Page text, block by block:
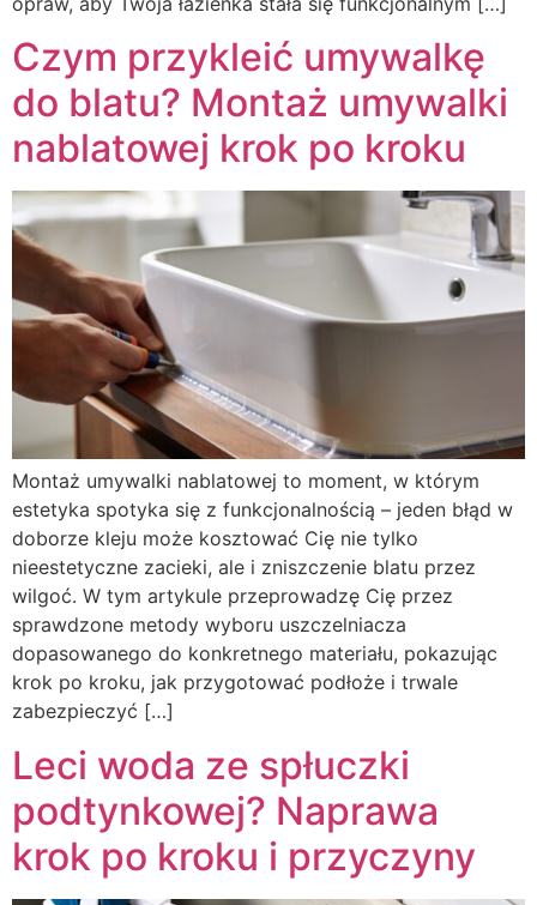
Czym przykleić umywalkę
do blatu? Montaż umywalki
nablatowej krok po kroku
Montaż umywalki nablatowej to moment, w którym
estetyka spotyka się z funkcjonalnością – jeden błąd w
doborze kleju może kosztować Cię nie tylko
nieestetyczne zacieki, ale i zniszczenie blatu przez
wilgoć. W tym artykule przeprowadzę Cię przez
sprawdzone metody wyboru uszczelniacza
dopasowanego do konkretnego materiału, pokazując
krok po kroku, jak przygotować podłoże i trwale
zabezpieczyć […]
Leci woda ze spłuczki
podtynkowej? Naprawa
krok po kroku i przyczyny